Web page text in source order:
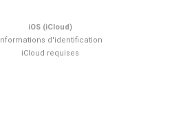
iOS (iCloud)
Informations d'identification
iCloud requises